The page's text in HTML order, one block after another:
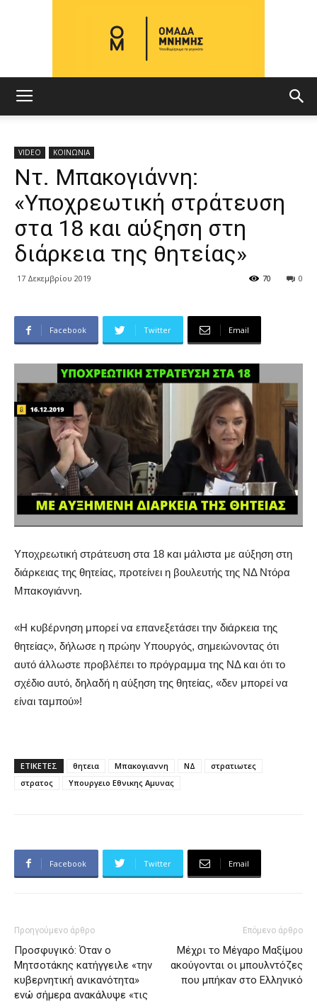
ΜΝΗΜΗΣ
VIDEO ΚΟΙΝΩΝΙΑ
Ντ. Μπακογιάννη:
«Υποχρεωτική στράτευση
στα 18 και αύξηση στη
διάρκεια της θητείας»
17 Δεκεμβρίου 2019 0
70
Facebook Twitter Email
Υποχρεωτική στράτευση στα 18 και μάλιστα με αύξηση στη
διάρκειας της θητείας, προτείνει η βουλευτής της ΝΔ Ντόρα
Μπακογιάννη.
«Η κυβέρνηση μπορεί να επανεξετάσει την διάρκεια της
θητείας», δήλωσε η πρώην Υπουργός, σημειώνοντας ότι
αυτό άλλωστε προβλέπει το πρόγραμμα της ΝΔ και ότι το
σχέδιο αυτό, δηλαδή η αύξηση της θητείας, «δεν μπορεί να
είναι ταμπού»!
ΕΤΙΚΕΤΕΣ θητεια Μπακογιαννη ΝΔ
στρατιωτες
στρατος
Υπουργειο Εθνικης Αμυνας
Facebook Twitter Email
Προηγούμενο άρθρο
Προσφυγικό: Όταν ο
Μητσοτάκης κατήγγειλε «την
κυβερνητική ανικανότητα»
ενώ σήμερα ανακάλυψε «τις
Επόμενο άρθρο
Μέχρι το Μέγαρο Μαξίμου
ακούγονται οι μπουλντόζες
που μπήκαν στο Ελληνικό